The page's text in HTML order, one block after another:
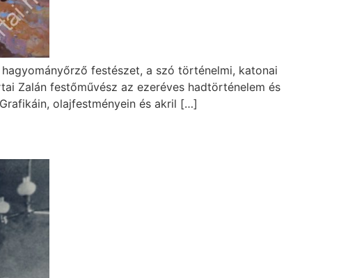
festészet, a szó történelmi, katonai
Zalán festőművész az ezeréves hadtörténelem és
olajfestményein és akril […]